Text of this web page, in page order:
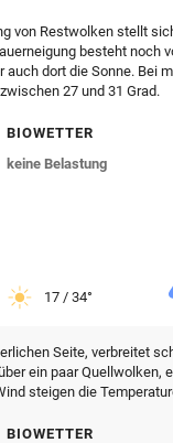
von Restwolken stellt
besteht noch
dort die Sonne. Bei
27 und 31 Grad.
BIOWETTER
keine Belastung
17 / 34°
Seite, verbreitet
ein paar Quellwolken,
steigen die
BIOWETTER